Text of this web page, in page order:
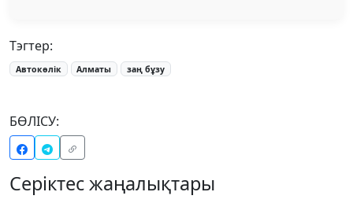
Тэгтер:
Автокөлік Алматы заң бұзу
БӨЛІСУ:
Серіктес жаңалықтары